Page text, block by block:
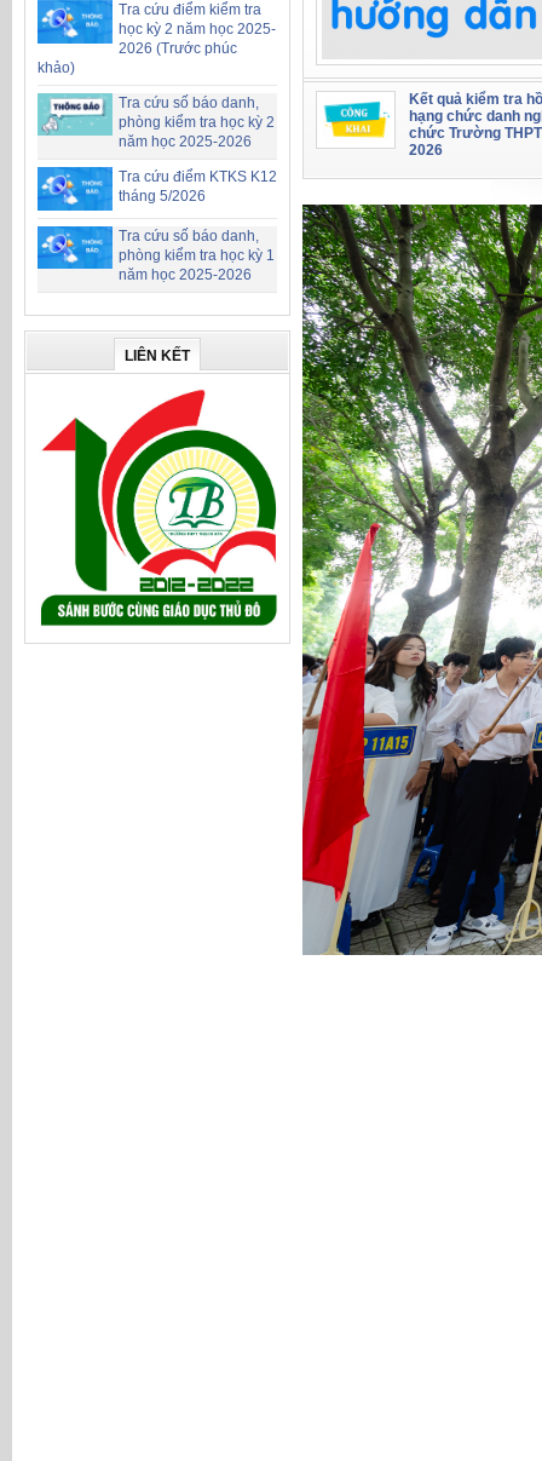
Tra cứu điểm kiểm tra
học kỳ 2 năm học 2025-
2026 (Trước phúc
khảo)
Tra cứu số báo danh,
phòng kiểm tra học kỳ 2
năm học 2025-2026
Tra cứu điểm KTKS K12
tháng 5/2026
Tra cứu số báo danh,
phòng kiểm tra học kỳ 1
năm học 2025-2026
LIÊN KẾT
Kết quả kiểm tra
hạng chức danh
chức Trường
2026